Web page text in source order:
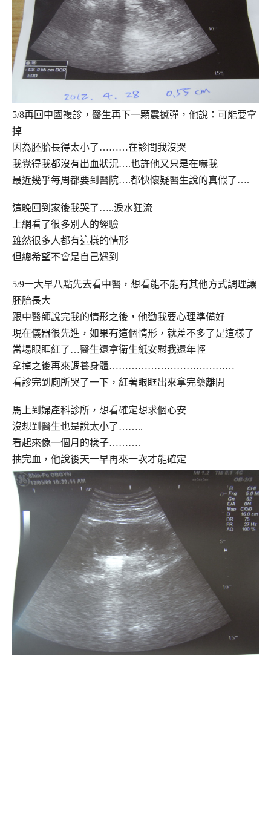
5/8再回中國複診，醫生再下一顆震撼彈，他說：可能要拿
掉
因為胚胎長得太小了………在診間我沒哭
我覺得我都沒有出血狀況….也許他又只是在嚇我
最近幾乎每周都要到醫院….都快懷疑醫生說的真假了….
這晚回到家後我哭了…..淚水狂流
上網看了很多別人的經驗
雖然很多人都有這樣的情形
但總希望不會是自己遇到
5/9一大早八點先去看中醫，想看能不能有其他方式調理讓
胚胎長大
跟中醫師說完我的情形之後，他勸我要心理準備好
現在儀器很先進，如果有這個情形，就差不多了是這樣了
當場眼眶紅了…醫生還拿衛生紙安慰我還年輕
拿掉之後再來調養身體…………………………………
看診完到廁所哭了一下，紅著眼眶出來拿完藥離開
馬上到婦產科診所，想看確定想求個心安
沒想到醫生也是說太小了……..
看起來像一個月的樣子……….
抽完血，他說後天一早再來一次才能確定